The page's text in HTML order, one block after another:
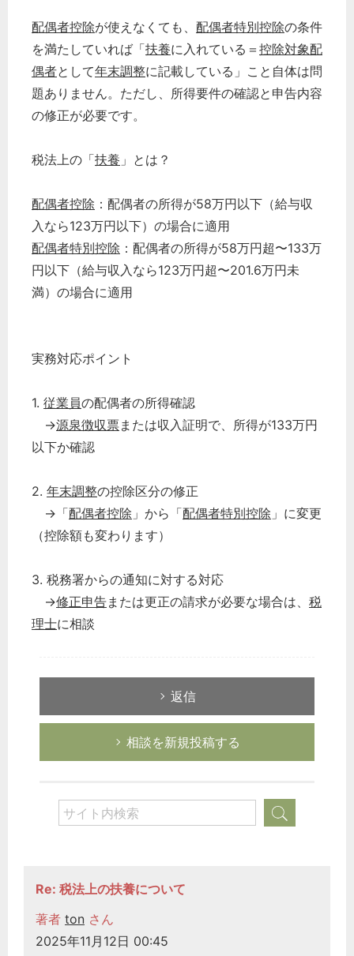
配偶者控除が使えなくても、 配偶者特別控除の条件
を満たしていれば「扶養に入れている＝ 控除対象配
偶者として年末調整に記載している」こと自体は問
題ありません。ただし、所得要件の確認と申告内容
の修正が必要です。
税法上の「扶養 」とは？
配偶者控除 ：配偶者の所得が58万円以下（給与収
入なら123万円以下）の場合に適用
配偶者特別控除 ：配偶者の所得が58万円超〜133万
円以下（給与収入なら123万円超〜201.6万円未
満）の場合に適用
実務対応ポイント
1. 従業員の配偶者の所得確認
→源泉徴収票または収入証明で、所得が133万円
以下か確認
2. 年末調整の控除区分の修正
→「配偶者控除 」から「配偶者特別控除 」に変更
（控除額も変わります）
3. 税務署からの通知に対する対応
→修正申告または更正の請求が必要な場合は、 税
理士に相談
返信
相談を新規投稿する
Re: 税法上の扶養について
著者 ton さん
2025年11月12日 00:45